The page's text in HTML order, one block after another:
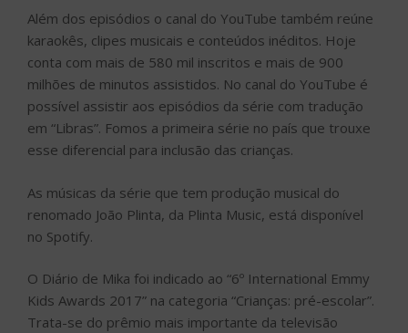
Além dos episódios o canal do YouTube também reúne
karaokês, clipes musicais e conteúdos inéditos. Hoje
conta com mais de 580 mil inscritos e mais de 900
milhões de minutos assistidos. No canal do YouTube é
possível assistir aos episódios da série com tradução
em “Libras”. Fomos a primeira série no país que trouxe
esse diferencial para inclusão das crianças.
As músicas da série que tem produção musical do
renomado João Plinta, da Plinta Music, está disponível
no Spotify.
O Diário de Mika foi indicado ao “6º International Emmy
Kids Awards 2017” na categoria “Crianças: pré-escolar”.
Trata-se do prêmio mais importante da televisão